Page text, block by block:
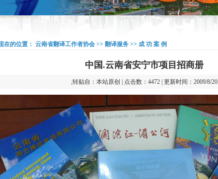
在的位置： 云南省翻译工作者协会>> 翻译服务>> 成 功 案 例
中国.云南省安宁市项目招商册
;转贴自：本站原创 | 点击数：4472 | 更新时间：2009/8/20